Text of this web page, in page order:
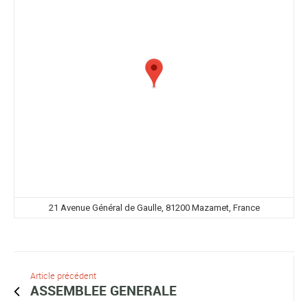
21 Avenue Général de Gaulle, 81200 Mazamet, France
Article précédent
ASSEMBLEE GENERALE